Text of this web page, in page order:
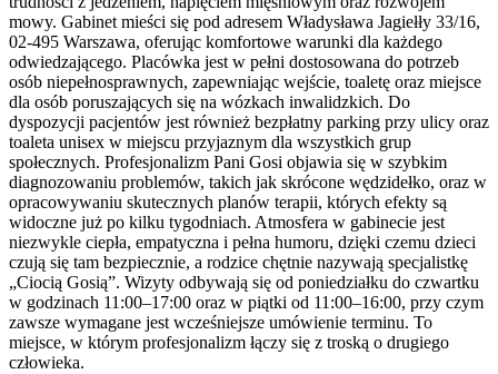
mowy. Gabinet mieści się pod adresem Władysława Jagiełły 33/16,
02-495 Warszawa, oferując komfortowe warunki dla każdego
odwiedzającego. Placówka jest w pełni dostosowana do potrzeb
osób niepełnosprawnych, zapewniając wejście, toaletę oraz miejsce
dla osób poruszających się na wózkach inwalidzkich. Do
dyspozycji pacjentów jest również bezpłatny parking przy ulicy oraz
toaleta unisex w miejscu przyjaznym dla wszystkich grup
społecznych. Profesjonalizm Pani Gosi objawia się w szybkim
diagnozowaniu problemów, takich jak skrócone wędzidełko, oraz w
opracowywaniu skutecznych planów terapii, których efekty są
widoczne już po kilku tygodniach. Atmosfera w gabinecie jest
niezwykle ciepła, empatyczna i pełna humoru, dzięki czemu dzieci
czują się tam bezpiecznie, a rodzice chętnie nazywają specjalistkę
„Ciocią Gosią”. Wizyty odbywają się od poniedziałku do czwartku
w godzinach 11:00–17:00 oraz w piątki od 11:00–16:00, przy czym
zawsze wymagane jest wcześniejsze umówienie terminu. To
miejsce, w którym profesjonalizm łączy się z troską o drugiego
człowieka.